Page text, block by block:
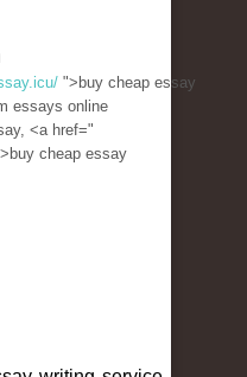
">buy cheap essay
essays online
<a href="
cheap essay